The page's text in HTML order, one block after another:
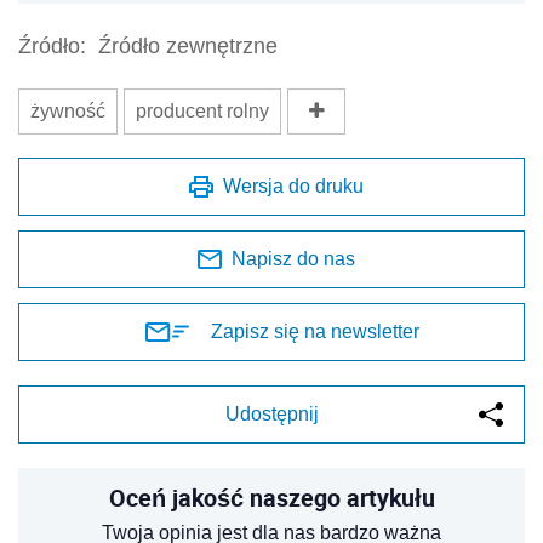
Źródło: Źródło zewnętrzne
żywność producent rolny
Wersja do druku
Napisz do nas
Zapisz się na newsletter
Udostępnij
Oceń jakość naszego artykułu
Twoja opinia jest dla nas bardzo ważna